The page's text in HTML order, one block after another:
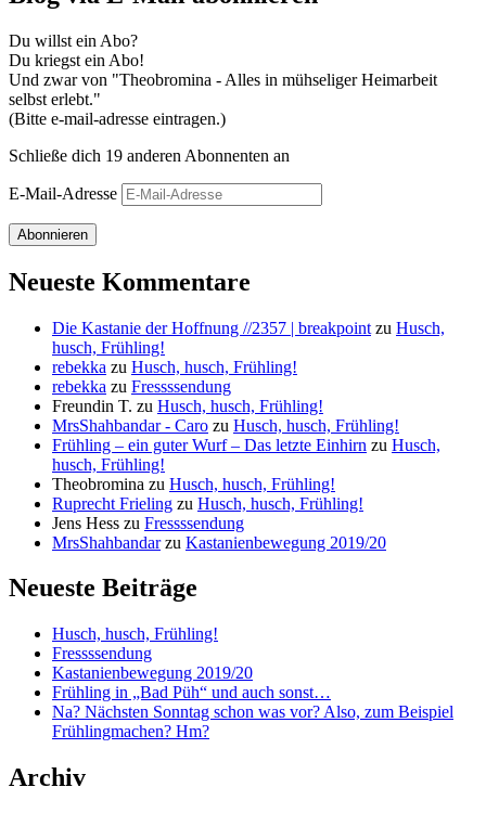
Du willst ein Abo?
Du kriegst ein Abo!
Und zwar von "Theobromina - Alles in mühseliger Heimarbeit
selbst erlebt."
(Bitte e-mail-adresse eintragen.)
Schließe dich 19 anderen Abonnenten an
E-Mail-Adresse
Abonnieren
Neueste Kommentare
Die Kastanie der Hoffnung //2357 | breakpoint zu Husch,
husch, Frühling!
rebekka zu Husch, husch, Frühling!
rebekka zu Fressssendung
Freundin T. zu Husch, husch, Frühling!
MrsShahbandar - Caro zu Husch, husch, Frühling!
Frühling – ein guter Wurf – Das letzte Einhirn zu Husch,
husch, Frühling!
Theobromina zu Husch, husch, Frühling!
Ruprecht Frieling zu Husch, husch, Frühling!
Jens Hess zu Fressssendung
MrsShahbandarzu Kastanienbewegung 2019/20
Neueste Beiträge
Husch, husch, Frühling!
Fressssendung
Kastanienbewegung 2019/20
Frühling in „Bad Püh“ und auch sonst…
Na? Nächsten Sonntag schon was vor? Also, zum Beispiel
Frühlingmachen? Hm?
Archiv